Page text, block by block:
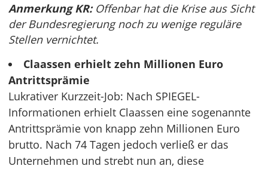
Anmerkung KR:Offenbar hat die Krise aus Sicht
der Bundesregierung noch zu wenige reguläre
Stellen vernichtet.
Claassen erhielt zehn Millionen Euro
Antrittsprämie
Lukrativer Kurzzeit-Job: Nach SPIEGEL-
Informationen erhielt Claassen eine sogenannte
Antrittsprämie von knapp zehn Millionen Euro
brutto. Nach 74 Tagen jedoch verließ er das
Unternehmen und strebt nun an, diese